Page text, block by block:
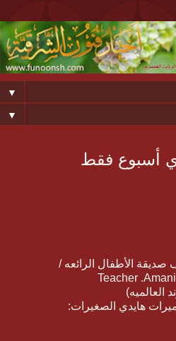
▼
▼
أسبوع فقط
الأطفال الرائعه /
هايدي الصغيرات: